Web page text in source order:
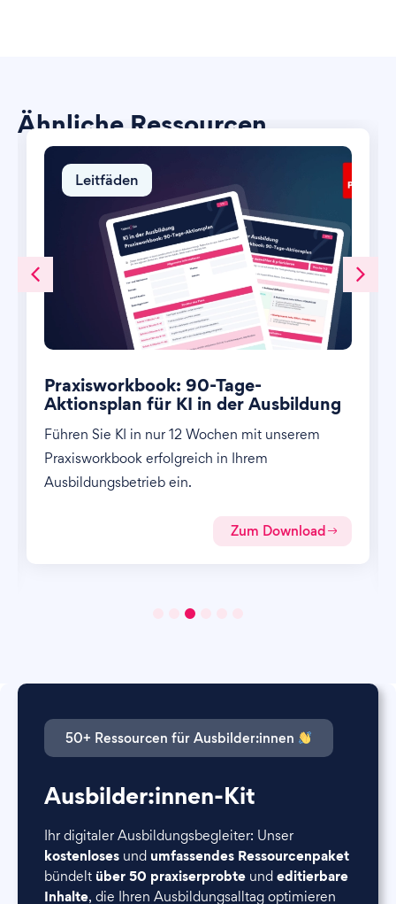
Ähnliche Ressourcen
Leitfäden
Praxisworkbook: 90-Tage-
Aktionsplan für KI in der Ausbildung
Führen Sie KI in nur 12 Wochen mit unserem
Praxisworkbook erfolgreich in Ihrem
Ausbildungsbetrieb ein.
Zum Download
50+ Ressourcen für Ausbilder:innen
Ausbilder:innen-Kit
Ihr digitaler Ausbildungsbegleiter: Unser
kostenloses und umfassendes Ressourcenpaket
bündelt über 50 praxiserprobte undeditierbare
Inhalte, die Ihren Ausbildungsalltag optimieren